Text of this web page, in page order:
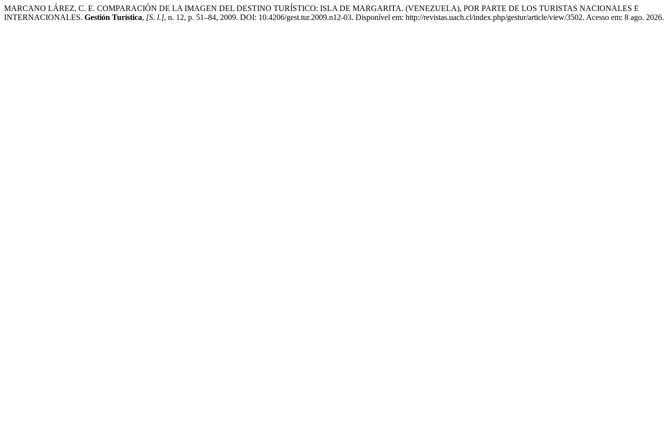
MARCANO LÁREZ, C. E. COMPARACIÓN DE LA IMAGEN DEL DESTINO TURÍSTICO: ISLA DE MARGARITA. (VENEZUELA), POR PARTE DE LOS TURISTAS NACIONALES E
INTERNACIONALES. Gestión Turística, [S. l.], n. 12, p. 51–84, 2009. DOI: 10.4206/gest.tur.2009.n12-03. Disponível em: http://revistas.uach.cl/index.php/gestur/article/view/3502. Acesso em: 8 ago. 2026.